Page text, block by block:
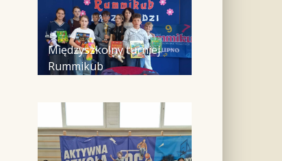
Międzyszkolny turniej
Rummikub